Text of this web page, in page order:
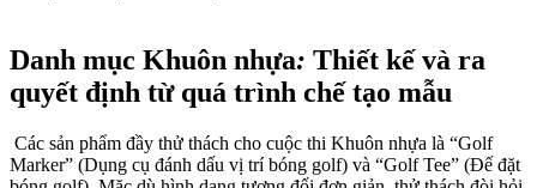
Danh mục Khuôn nhựa: Thiết kế và ra
quyết định từ quá trình chế tạo mẫu
Các sản phẩm đầy thử thách cho cuộc thi Khuôn nhựa là “Golf
Marker” (Dụng cụ đánh dấu vị trí bóng golf) và “Golf Tee” (Đế đặt